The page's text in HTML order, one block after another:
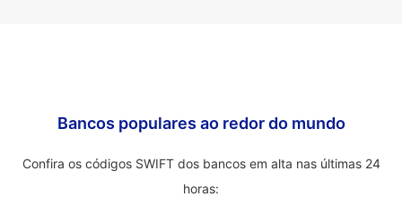
Bancos populares ao redor do mundo
Confira os códigos SWIFT dos bancos em alta nas últimas 24
horas: